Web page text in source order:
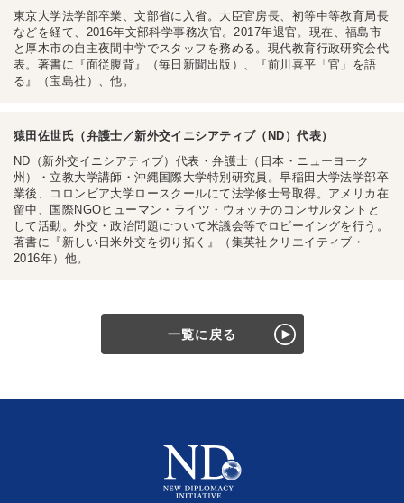
東京大学法学部卒業、文部省に入省。大臣官房長、初等中等教育局長
などを経て、2016年文部科学事務次官。2017年退官。現在、福島市
と厚木市の自主夜間中学でスタッフを務める。現代教育行政研究会代
表。著書に『面従腹背』（毎日新聞出版）、『前川喜平「官」を語
る』（宝島社）、他。
猿田佐世氏（弁護士／新外交イニシアティブ（ND）代表）
ND（新外交イニシアティブ）代表・弁護士（日本・ニューヨーク
州）・立教大学講師・沖縄国際大学特別研究員。早稲田大学法学部卒
業後、コロンビア大学ロースクールにて法学修士号取得。アメリカ在
留中、国際NGOヒューマン・ライツ・ウォッチのコンサルタントと
して活動。外交・政治問題について米議会等でロビーイングを行う。
著書に『新しい日米外交を切り拓く』（集英社クリエイティブ・
2016年）他。
一覧に戻る